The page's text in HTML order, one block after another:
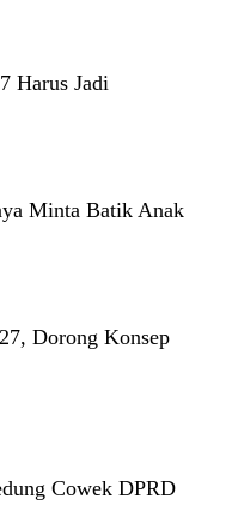
Harus Jadi
Minta Batik Anak
Dorong Konsep
Cowek DPRD